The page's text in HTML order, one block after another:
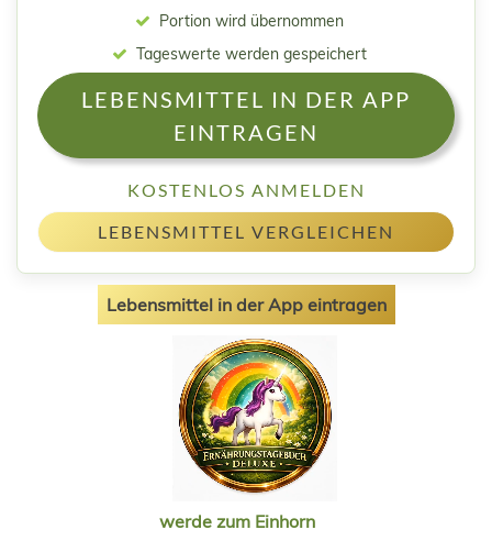
Portion wird übernommen
Tageswerte werden gespeichert
LEBENSMITTEL IN DER APP
EINTRAGEN
KOSTENLOS ANMELDEN
LEBENSMITTEL VERGLEICHEN
Lebensmittel in der App eintragen
werde zum Einhorn